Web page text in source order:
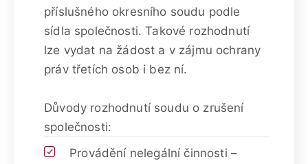
příslušného okresního soudu podle
sídla společnosti. Takové rozhodnutí
lze vydat na žádost a v zájmu ochrany
práv třetích osob i bez ní.
Důvody rozhodnutí soudu o zrušení
společnosti:
Provádění nelegální činnosti –